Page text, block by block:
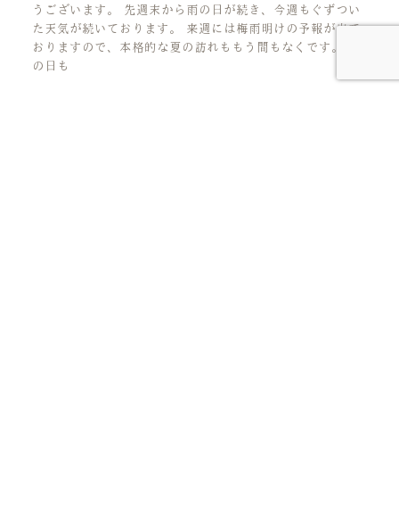
うございます。 先週末から雨の日が続き、今週もぐずつい
た天気が続いております。 来週には梅雨明けの予報が出て
おりますので、本格的な夏の訪れももう間もなくです。 雨
の日も